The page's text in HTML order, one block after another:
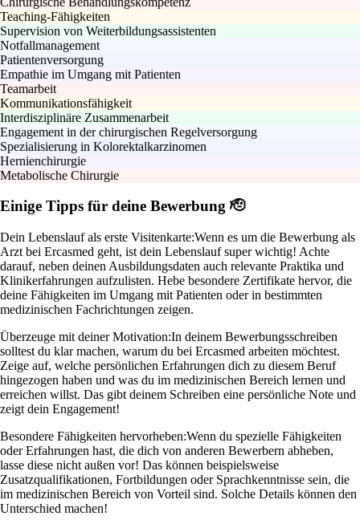
Teaching-Fähigkeiten
Supervision von Weiterbildungsassistenten
Notfallmanagement
Patientenversorgung
Empathie im Umgang mit Patienten
Teamarbeit
Kommunikationsfähigkeit
Interdisziplinäre Zusammenarbeit
Engagement in der chirurgischen Regelversorgung
Spezialisierung in Kolorektalkarzinomen
Hernienchirurgie
Metabolische Chirurgie
Einige Tipps für deine Bewerbung 🫡
Dein Lebenslauf als erste Visitenkarte:Wenn es um die Bewerbung als
Arzt bei Ercasmed geht, ist dein Lebenslauf super wichtig! Achte
darauf, neben deinen Ausbildungsdaten auch relevante Praktika und
Klinikerfahrungen aufzulisten. Hebe besondere Zertifikate hervor, die
deine Fähigkeiten im Umgang mit Patienten oder in bestimmten
medizinischen Fachrichtungen zeigen.
Überzeuge mit deiner Motivation:In deinem Bewerbungsschreiben
solltest du klar machen, warum du bei Ercasmed arbeiten möchtest.
Zeige auf, welche persönlichen Erfahrungen dich zu diesem Beruf
hingezogen haben und was du im medizinischen Bereich lernen und
erreichen willst. Das gibt deinem Schreiben eine persönliche Note und
zeigt dein Engagement!
Besondere Fähigkeiten hervorheben:Wenn du spezielle Fähigkeiten
oder Erfahrungen hast, die dich von anderen Bewerbern abheben,
lasse diese nicht außen vor! Das können beispielsweise
Zusatzqualifikationen, Fortbildungen oder Sprachkenntnisse sein, die
im medizinischen Bereich von Vorteil sind. Solche Details können den
Unterschied machen!